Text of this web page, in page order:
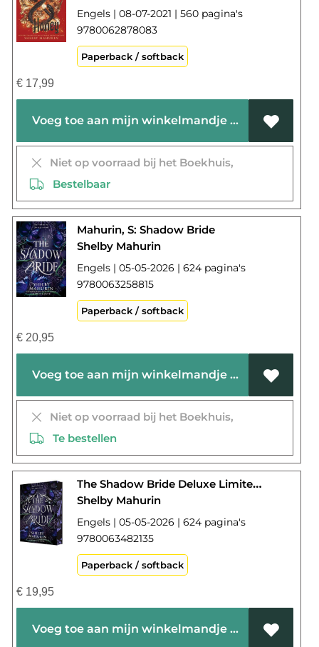
Engels | 08-07-2021 | 560 pagina's
9780062878083
Paperback / softback
€17,99
Voeg toe aan mijn winkelmandje
Niet op voorraad bij het Boekhuis,
Bestelbaar
Mahurin, S: Shadow Bride
Shelby Mahurin
Engels | 05-05-2026 | 624 pagina's
9780063258815
Paperback / softback
€20,95
Voeg toe aan mijn winkelmandje
Niet op voorraad bij het Boekhuis,
Te bestellen
The Shadow Bride Deluxe Limited Edition
Shelby Mahurin
Engels | 05-05-2026 | 624 pagina's
9780063482135
Paperback / softback
€19,95
Voeg toe aan mijn winkelmandje